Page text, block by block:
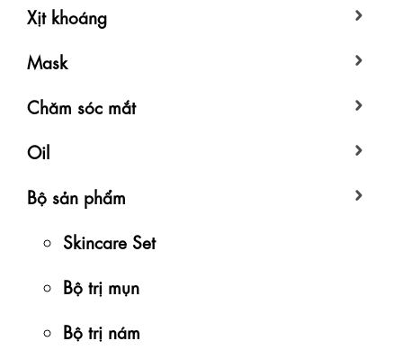
Xịt khoáng
Mask
Chăm sóc mắt
Oil
Bộ sản phẩm
Skincare Set
Bộ trị mụn
Bộ trị nám